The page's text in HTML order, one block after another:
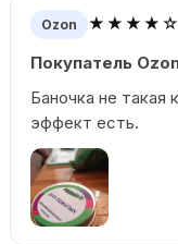
Ozon ★★★★☆
Покупатель
Баночка не такая
эффект есть.